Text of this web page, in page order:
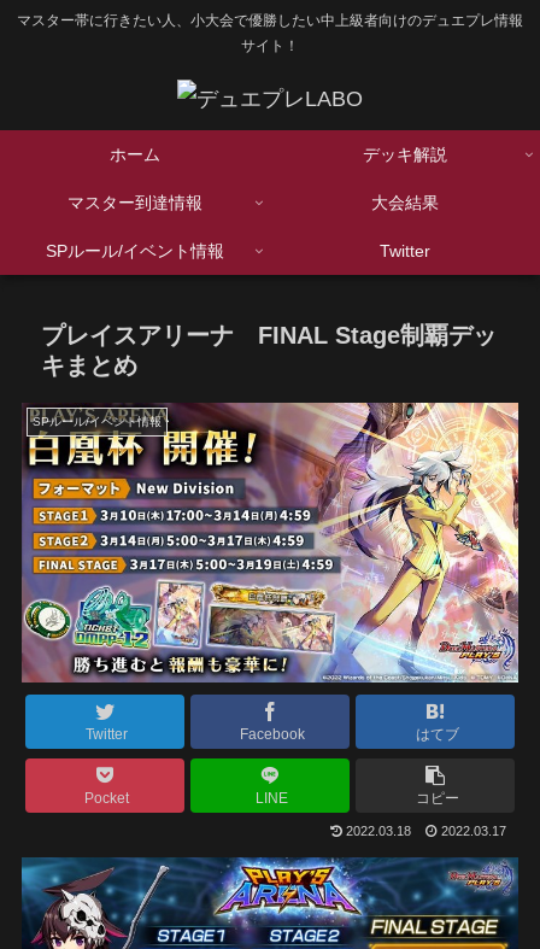
マスター帯に行きたい人、小大会で優勝したい中上級者向けのデュエプレ情報
サイト！
ホーム デッキ解説
マスター到達情報 大会結果
SPルール/イベント情報 Twitter
プレイスアリーナ FINAL Stage制覇デッ
キまとめ
SPルール/イベント情報
Twitter Facebook はてブ
Pocket LINE コピー
2022.03.18 2022.03.17